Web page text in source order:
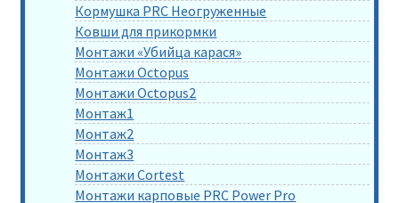
Кормушка PRC Неогруженные
Ковши для прикормки
Монтажи «Убийца карася»
Монтажи Octopus
Монтажи Octopus2
Монтаж1
Монтаж2
Монтаж3
Монтажи Cortest
Монтажи карповые PRC Power Pro